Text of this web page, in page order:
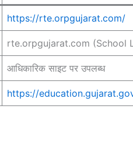
https://rte.orpgujarat.com/
rte.orpgujarat.com (School
आधिकारिक साइट पर उपलब्ध
https://